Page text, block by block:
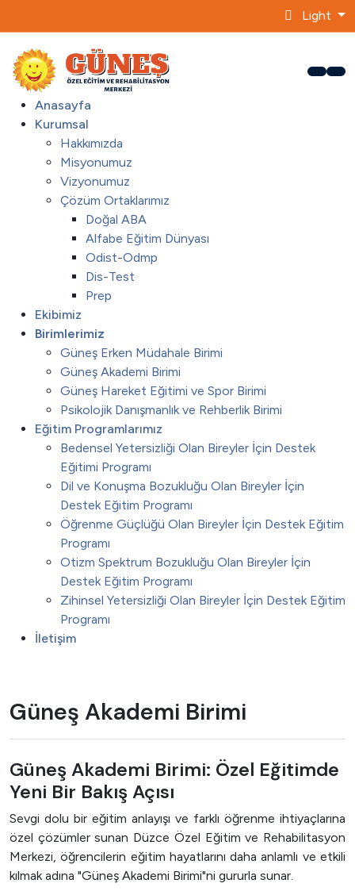
Light
Anasayfa
Kurumsal
Hakkımızda
Misyonumuz
Vizyonumuz
Çözüm Ortaklarımız
Doğal ABA
Alfabe Eğitim Dünyası
Odist-Odmp
Dis-Test
Prep
Ekibimiz
Birimlerimiz
Güneş Erken Müdahale Birimi
Güneş Akademi Birimi
Güneş Hareket Eğitimi ve Spor Birimi
Psikolojik Danışmanlık ve Rehberlik Birimi
Eğitim Programlarımız
Bedensel Yetersizliği Olan Bireyler İçin Destek
Eğitimi Programı
Dil ve Konuşma Bozukluğu Olan Bireyler İçin
Destek Eğitim Programı
Öğrenme Güçlüğü Olan Bireyler İçin Destek Eğitim
Programı
Otizm Spektrum Bozukluğu Olan Bireyler İçin
Destek Eğitim Programı
Zihinsel Yetersizliği Olan Bireyler İçin Destek Eğitim
Programı
İletişim
Güneş Akademi Birimi
Güneş Akademi Birimi: Özel Eğitimde
Yeni Bir Bakış Açısı
Sevgi dolu bir eğitim anlayışı ve farklı öğrenme ihtiyaçlarına
özel çözümler sunan Düzce Özel Eğitim ve Rehabilitasyon
Merkezi, öğrencilerin eğitim hayatlarını daha anlamlı ve etkili
kılmak adına "Güneş Akademi Birimi"ni gururla sunar.